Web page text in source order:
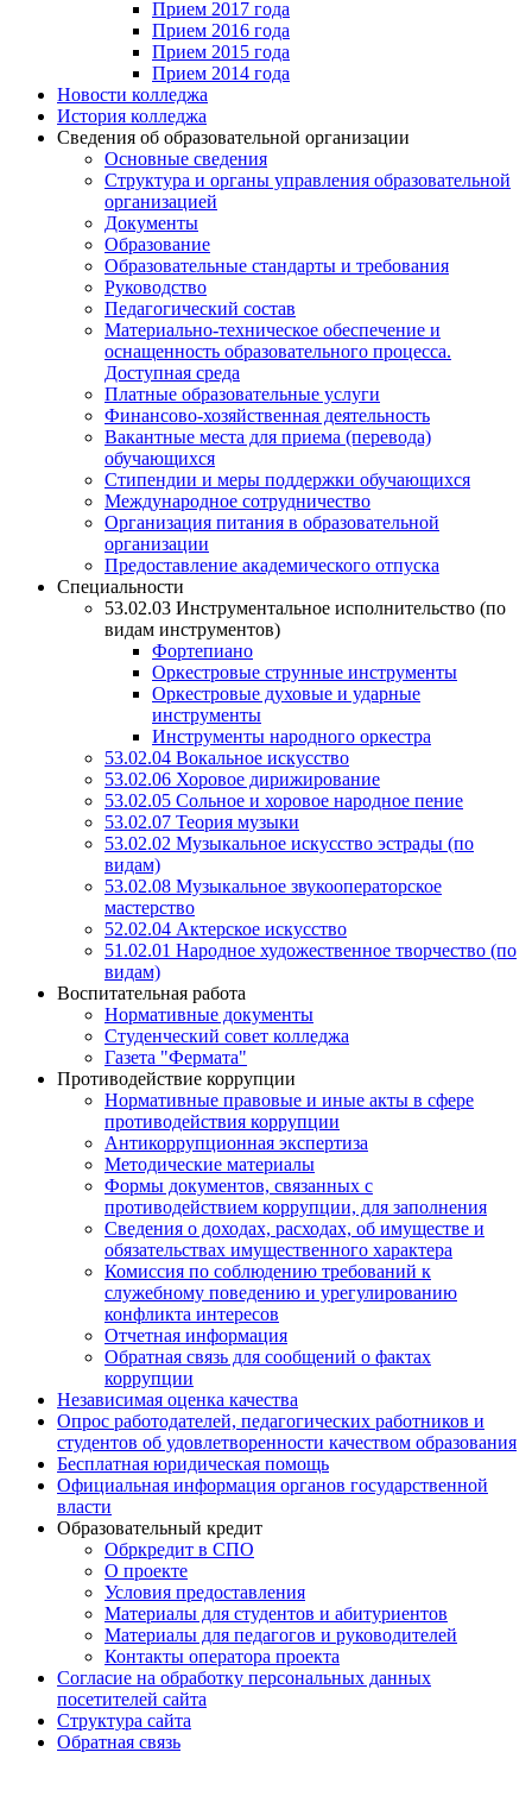
Прием 2017 года
Прием 2016 года
Прием 2015 года
Прием 2014 года
Новости колледжа
История колледжа
Сведения об образовательной организации
Основные сведения
Структура и органы управления образовательной
организацией
Документы
Образование
Образовательные стандарты и требования
Руководство
Педагогический состав
Материально-техническое обеспечение и
оснащенность образовательного процесса.
Доступная среда
Платные образовательные услуги
Финансово-хозяйственная деятельность
Вакантные места для приема (перевода)
обучающихся
Стипендии и меры поддержки обучающихся
Международное сотрудничество
Организация питания в образовательной
организации
Предоставление академического отпуска
Специальности
53.02.03 Инструментальное исполнительство (по
видам инструментов)
Фортепиано
Оркестровые струнные инструменты
Оркестровые духовые и ударные
инструменты
Инструменты народного оркестра
53.02.04 Вокальное искусство
53.02.06 Хоровое дирижирование
53.02.05 Сольное и хоровое народное пение
53.02.07 Теория музыки
53.02.02 Музыкальное искусство эстрады (по
видам)
53.02.08 Музыкальное звукооператорское
мастерство
52.02.04 Актерское искусство
51.02.01 Народное художественное творчество (по
видам)
Воспитательная работа
Нормативные документы
Студенческий совет колледжа
Газета "Фермата"
Противодействие коррупции
Нормативные правовые и иные акты в сфере
противодействия коррупции
Антикоррупционная экспертиза
Методические материалы
Формы документов, связанных с
противодействием коррупции, для заполнения
Сведения о доходах, расходах, об имуществе и
обязательствах имущественного характера
Комиссия по соблюдению требований к
служебному поведению и урегулированию
конфликта интересов
Отчетная информация
Обратная связь для сообщений о фактах
коррупции
Независимая оценка качества
Опрос работодателей, педагогических работников и
студентов об удовлетворенности качеством образования
Бесплатная юридическая помощь
Официальная информация органов государственной
власти
Образовательный кредит
Обркредит в СПО
О проекте
Условия предоставления
Материалы для студентов и абитуриентов
Материалы для педагогов и руководителей
Контакты оператора проекта
Согласие на обработку персональных данных
посетителей сайта
Структура сайта
Обратная связь